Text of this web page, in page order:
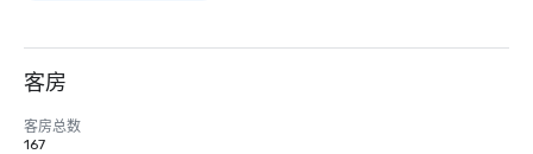
客房
客房总数
167